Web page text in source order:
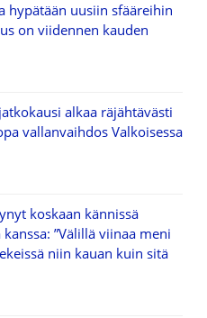
hypätään uusiin sfääreihin
on viidennen kauden
alkaa räjähtävästi
vallanvaihdos Valkoisessa
koskaan kännissä
”Välillä viinaa meni
niin kauan kuin sitä